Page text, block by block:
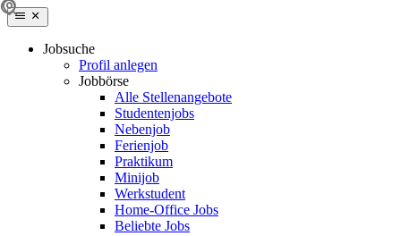
Jobsuche
Profil anlegen
Jobbörse
Alle Stellenangebote
Studentenjobs
Nebenjob
Ferienjob
Praktikum
Minijob
Werkstudent
Home-Office Jobs
Beliebte Jobs